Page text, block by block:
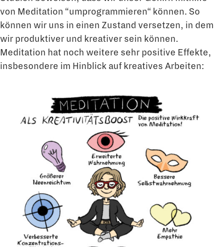
von Meditation “umprogrammieren“ können. So
können wir uns in einen Zustand versetzen, in dem
wir produktiver und kreativer sein können.
Meditation hat noch weitere sehr positive Effekte,
insbesondere im Hinblick auf kreatives Arbeiten: